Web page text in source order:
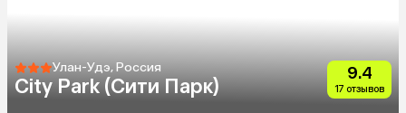
Улан-Удэ, Россия
City Park (Сити Парк)
9.4
17 отзывов